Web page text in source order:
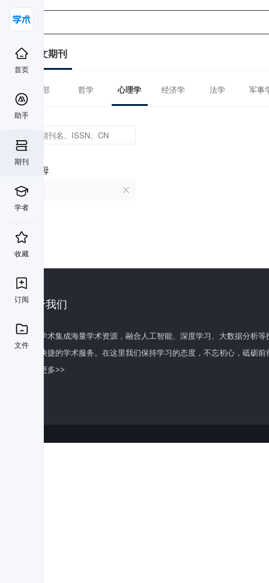
首页
助手
期刊
学者
收藏
订阅
文件
中文期刊
全部 哲学 心理学 经济学 法学 军事
首字母
P
关于我们
百度学术集成海量学术资源，融合人工智能、深度学习、大数据分析
全面快捷的学术服务。在这里我们保持学习的态度，不忘初心，砥砺前
了解更多>>